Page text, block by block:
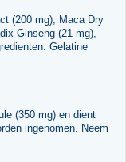
(200 mg), Maca Dry
Ginseng (21 mg),
Gelatine
(350 mg) en dient
ingenomen. Neem